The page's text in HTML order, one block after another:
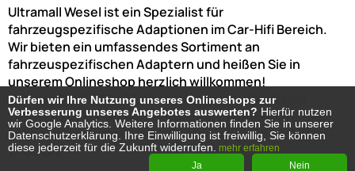
Ultramall Wesel ist ein Spezialist für
fahrzeugspezifische Adaptionen im Car-Hifi Bereich.
Wir bieten ein umfassendes Sortiment an
fahrzeuspezifischen Adaptern und heißen Sie in
unserem Onlineshop herzlich willkommen!
Venloer Str. 6a46487 WeselNordrhein-Westfalen
Telefon:02803-803456Bürozeiten: Montag-Freitag:
(Abholung nur nach Vereinbarung möglich!)8:00 Uhr -
17:00 Uhr
Dürfen wir Ihre Nutzung unseres Onlineshops zur
Verbesserung unseres Angebotes auswerten? Hierfür nutzen
wir Google Analytics. Weitere Informationen finden Sie in unserer
Datenschutzerklärung. Ihre Einwilligung ist freiwillig, Sie können
diese jederzeit für die Zukunft widerrufen.
mehr erfahren
Nein
Ja
Dürfen wir Ihre Nutzung unseres Onlineshops zur
Verbesserung unseres Angebotes auswerten? Hierfür nutzen
wir Google Analytics. Weitere Informationen finden Sie in unserer
Datenschutzerklärung. Ihre Einwilligung ist freiwillig, Sie können
diese jederzeit für die Zukunft widerrufen.
mehr erfahren
Nein
Ja